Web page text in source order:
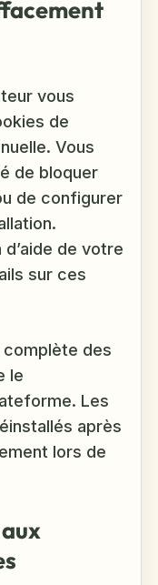
vous
de
Vous
de bloquer
de configurer
de votre
sur ces
des
le
Les
après
lors de